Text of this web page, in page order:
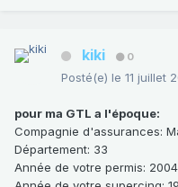
kiki 0
Posté(e) le 11 juillet
pour ma GTL a l'époque:
Compagnie d'assurances:
Département: 33
Année de votre permis: 2004